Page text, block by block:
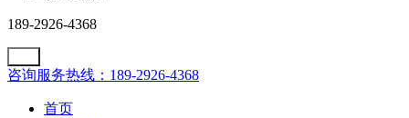
189-2926-4368
咨询服务热线：189-2926-4368
首页